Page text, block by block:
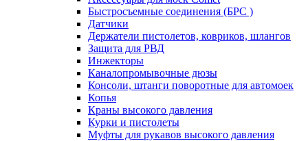
Быстросъемные соединения (БРС )
Датчики
Держатели пистолетов, ковриков, шлангов
Защита для РВД
Инжекторы
Каналопромывочные дюзы
Консоли, штанги поворотные для автомоек
Копья
Краны высокого давления
Курки и пистолеты
Муфты для рукавов высокого давления